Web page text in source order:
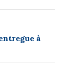
à